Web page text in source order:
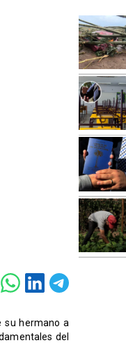
su hermano a
del